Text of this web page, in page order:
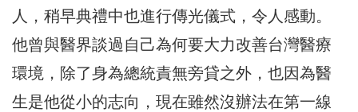
人，稍早典禮中也進行傳光儀式，令人感動。
他曾與醫界談過自己為何要大力改善台灣醫療
環境，除了身為總統責無旁貸之外，也因為醫
生是他從小的志向，現在雖然沒辦法在第一線